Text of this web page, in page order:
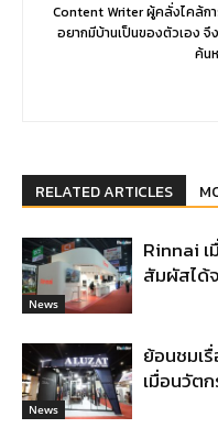
Content Writer ผู้คลั่งไคล้ก
อยากมีบ้านเป็นของตัวเอง จึ
ค้น
RELATED ARTICLES
News
Rinnai เ
สัมผัสได้
News
ย้อนชมเ
เมื่อนวัต